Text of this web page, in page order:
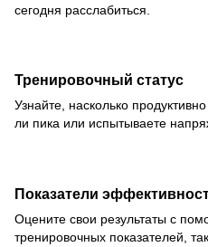
сегодня расслабиться.
Тренировочный статус
Узнайте, насколько
ли пика или испытываете
Показатели
Оцените свои результаты с
тренировочных показателей,